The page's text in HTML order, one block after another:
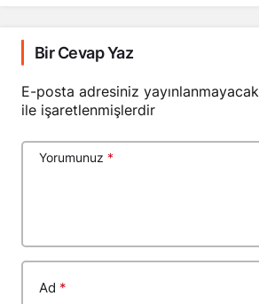
Bir Cevap Yaz
E-posta adresiniz yayınlanmayacak.
ile işaretlenmişlerdir
Yorumunuz *
Ad *